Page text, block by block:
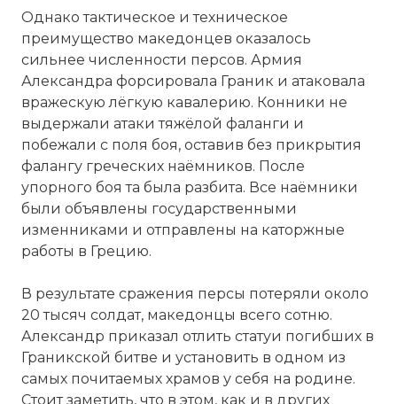
Однако тактическое и техническое
преимущество македонцев оказалось
сильнее численности персов. Армия
Александра форсировала Граник и атаковала
вражескую лёгкую кавалерию. Конники не
выдержали атаки тяжёлой фаланги и
побежали с поля боя, оставив без прикрытия
фалангу греческих наёмников. После
упорного боя та была разбита. Все наёмники
были объявлены государственными
изменниками и отправлены на каторжные
работы в Грецию.
В результате сражения персы потеряли около
20 тысяч солдат, македонцы всего сотню.
Александр приказал отлить статуи погибших в
Граникской битве и установить в одном из
самых почитаемых храмов у себя на родине.
Стоит заметить, что в этом, как и в других